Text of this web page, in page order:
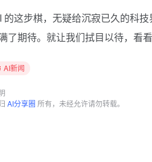
的这步棋，无疑给沉寂已久的科
了期待。就让我们拭目以待，看
AI新闻
AI分享圈 所有，未经允许请勿转载。